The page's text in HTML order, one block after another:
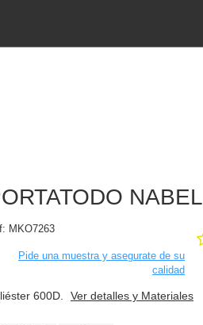
NABEL
MKO7263
Pide una muestra y asegurate de su
calidad
600D. Ver detalles y Materiales